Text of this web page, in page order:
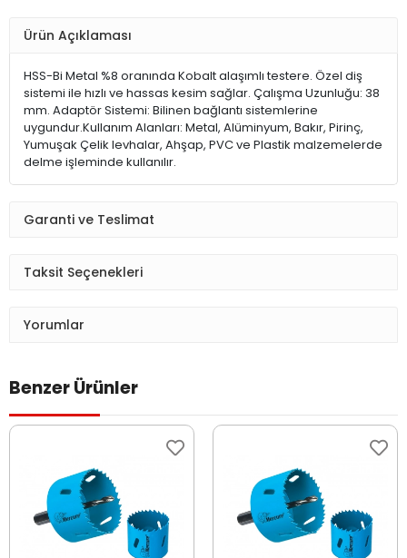
Ürün Açıklaması
HSS-Bi Metal %8 oranında Kobalt alaşımlı testere. Özel diş
sistemi ile hızlı ve hassas kesim sağlar. Çalışma Uzunluğu: 38
mm. Adaptör Sistemi: Bilinen bağlantı sistemlerine
uygundur.Kullanım Alanları: Metal, Alüminyum, Bakır, Pirinç,
Yumuşak Çelik levhalar, Ahşap, PVC ve Plastik malzemelerde
delme işleminde kullanılır.
Garanti ve Teslimat
Taksit Seçenekleri
Yorumlar
Benzer Ürünler